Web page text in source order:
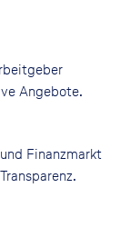
Angebote.
Finanzmarkt